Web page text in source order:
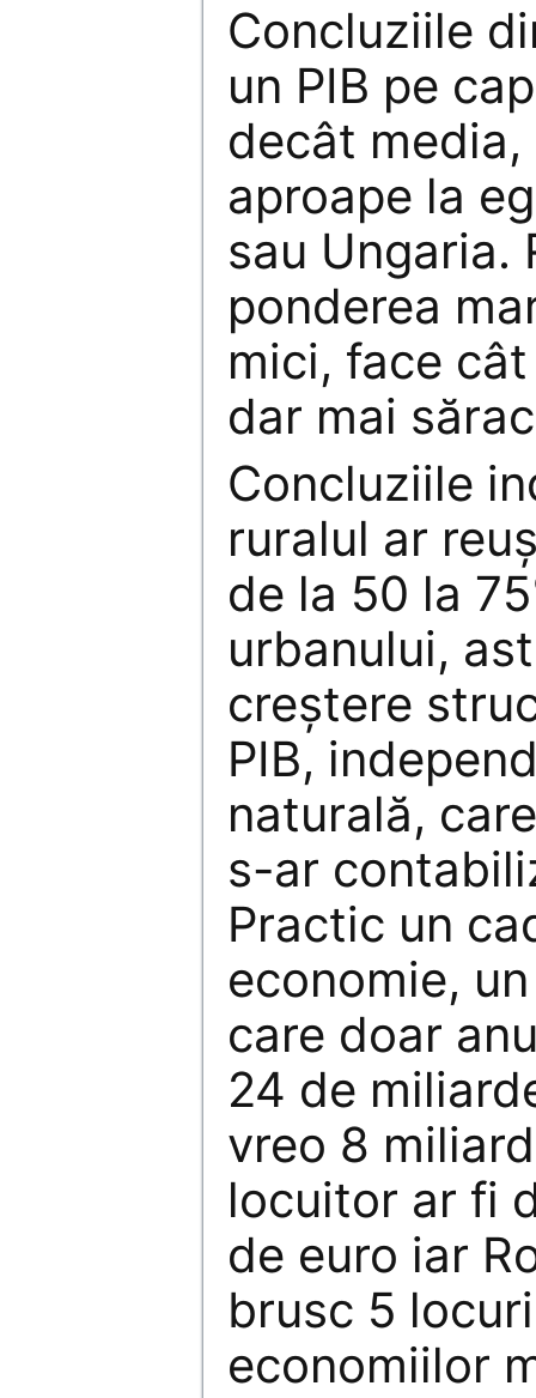
Concluziile
un PIB pe
decât
aproape la
sau Ungaria.
ponderea
mici, face
dar mai
Concluziile
ruralul ar
de la 50 la
urbanului,
creștere
PIB,
naturală,
s-ar
Practic un
economie,
care doar
24 de
vreo 8
locuitor ar fi
de euro iar
brusc 5
economiilor